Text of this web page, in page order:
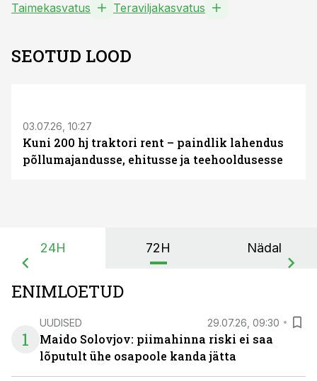
Taimekasvatus Teraviljakasvatus
SEOTUD LOOD
03.07.26, 10:27
Kuni 200 hj traktori rent – paindlik lahendus
põllumajandusse, ehitusse ja teehooldusesse
24H 72H Nädal
ENIMLOETUD
1
UUDISED 29.07.26, 09:30
Maido Solovjov: piimahinna riski ei saa
lõputult ühe osapoole kanda jätta